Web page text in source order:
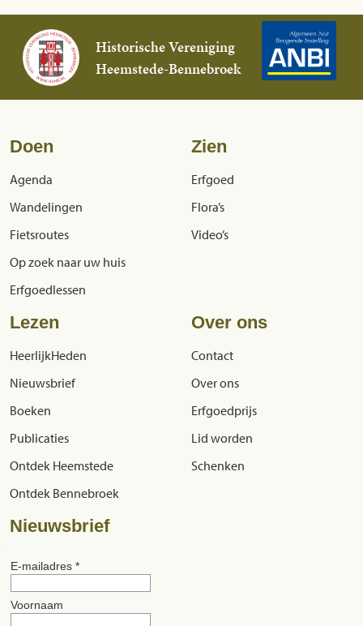
Historische Vereniging
Heemstede-Bennebroek
Doen
Agenda
Wandelingen
Fietsroutes
Op zoek naar uw huis
Erfgoedlessen
Zien
Erfgoed
Flora’s
Video’s
Lezen
HeerlijkHeden
Nieuwsbrief
Boeken
Publicaties
Ontdek Heemstede
Ontdek Bennebroek
Over ons
Contact
Over ons
Erfgoedprijs
Lid worden
Schenken
Nieuwsbrief